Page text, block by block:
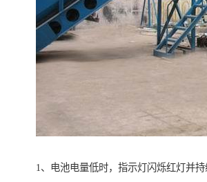
1、电池电量低时，指示灯闪烁红灯并